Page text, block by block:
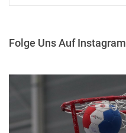
Folge Uns Auf Instagram